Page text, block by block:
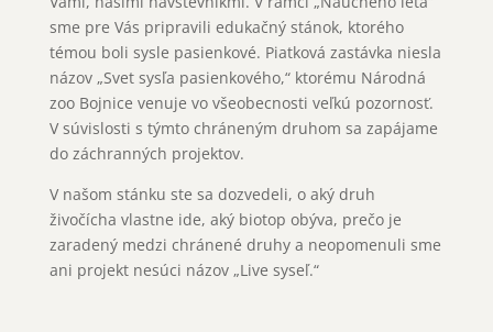
sme pre Vás pripravili edukačný stánok, ktorého
témou boli sysle pasienkové. Piatková zastávka niesla
názov „Svet sysľa pasienkového,“ ktorému Národná
zoo Bojnice venuje vo všeobecnosti veľkú pozornosť.
V súvislosti s týmto chráneným druhom sa zapájame
do záchranných projektov.
V našom stánku ste sa dozvedeli, o aký druh
živočícha vlastne ide, aký biotop obýva, prečo je
zaradený medzi chránené druhy a neopomenuli sme
ani projekt nesúci názov „Live syseľ.“